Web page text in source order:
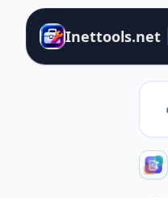
Inettools.net